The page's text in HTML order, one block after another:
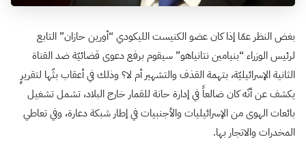
بغض النظر عمّا إذا كان عضو الكنيست الليكودي “أورين حازان” التابع
لرئيس الوزراء “بنيامين نتانياهو” سيقوم برفع دعوى قضائيّة ضد القناة
الثانية الإسرائيليّة، بتهمة القذف والتشهير أم لا؟ وذلك في أعقاب بثّها لتقريرٍ
يكشف عن أنّه كان ضالعاً في إدارة حانة للقمار خارج البلاد، تشمل تشغيل
بائعات الهوى من الإسرائيليات والأجنبيات في إطار شبكة دعارة، وفي تعاطي
المخدرات والاتجار بها.